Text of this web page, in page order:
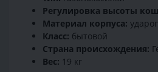
Регулировка высоты
Материал корпуса:
Класс: бытовой
Страна происхождения:
Вес: 19 кг